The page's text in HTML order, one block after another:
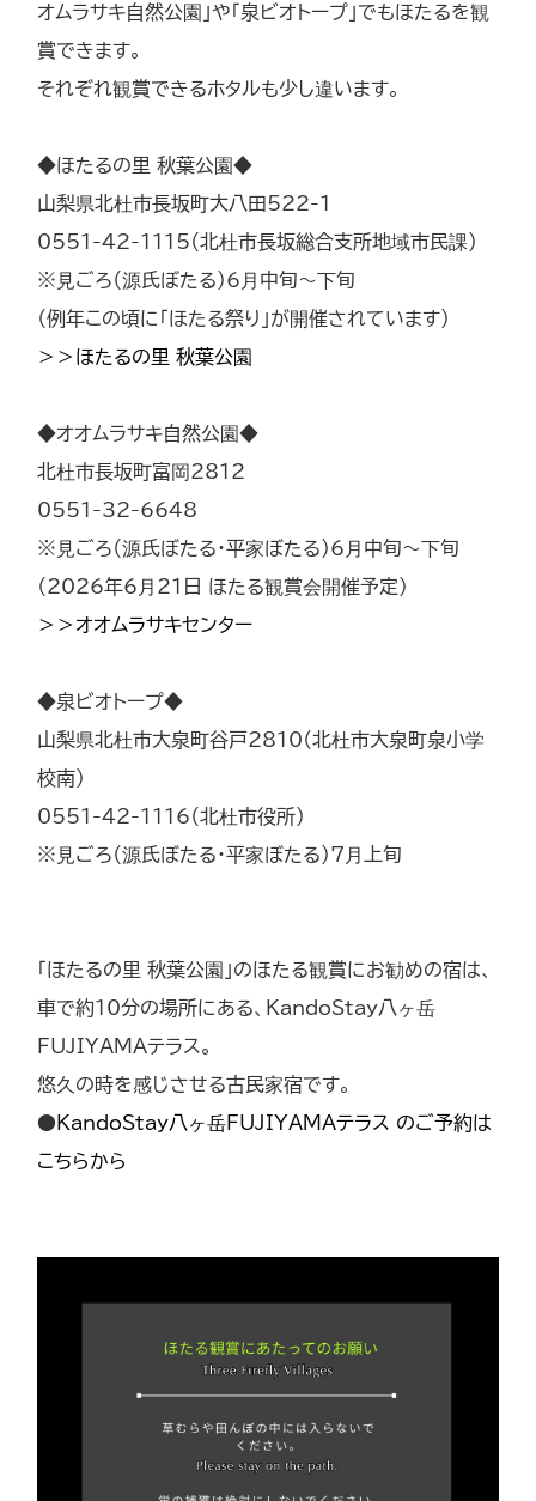
オムラサキ自然公園」や「泉ビオトープ」でもほたるを観
賞できます。
それぞれ観賞できるホタルも少し違います。
◆ほたるの里 秋葉公園◆
山梨県北杜市長坂町大八田522-1
0551-42-1115（北杜市長坂総合支所地域市民課）
※見ごろ（源氏ぼたる）6月中旬～下旬
（例年この頃に「ほたる祭り」が開催されています）
＞＞ほたるの里 秋葉公園
◆オオムラサキ自然公園◆
北杜市長坂町富岡2812
0551-32-6648
※見ごろ（源氏ぼたる・平家ぼたる）6月中旬～下旬
（2026年6月21日 ほたる観賞会開催予定）
＞＞オオムラサキセンター
◆泉ビオトープ◆
山梨県北杜市大泉町谷戸2810（北杜市大泉町泉小学
校南）
0551-42-1116（北杜市役所）
※見ごろ（源氏ぼたる・平家ぼたる）7月上旬
「ほたるの里 秋葉公園」のほたる観賞にお勧めの宿は、
車で約10分の場所にある、KandoStay八ヶ岳
FUJIYAMAテラス。
悠久の時を感じさせる古民家宿です。
●KandoStay八ヶ岳FUJIYAMAテラス のご予約は
こちらから